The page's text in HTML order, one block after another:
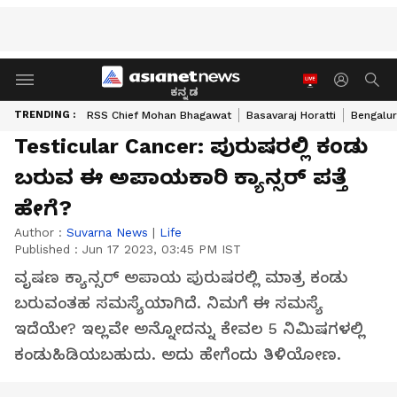
ಕನ್ನಡ
TRENDING : RSS Chief Mohan Bhagawat Basavaraj Horatti
Testicular Cancer: ಪುರುಷರಲ್ಲಿ ಕಂಡು
ಬರುವ ಈ ಅಪಾಯಕಾರಿ ಕ್ಯಾನ್ಸರ್ ಪತ್ತೆ
ಹೇಗೆ?
Author : Suvarna News | Life
Published : Jun 17 2023, 03:45 PM IST
ವೃಷಣ ಕ್ಯಾನ್ಸರ್ ಅಪಾಯ ಪುರುಷರಲ್ಲಿ ಮಾತ್ರ ಕಂಡು
ಬರುವಂತಹ ಸಮಸ್ಯೆಯಾಗಿದೆ. ನಿಮಗೆ ಈ ಸಮಸ್ಯೆ
ಇದೆಯೇ? ಇಲ್ಲವೇ ಅನ್ನೋದನ್ನು ಕೇವಲ 5 ನಿಮಿಷಗಳಲ್ಲಿ
ಕಂಡುಹಿಡಿಯಬಹುದು. ಅದು ಹೇಗೆಂದು ತಿಳಿಯೋಣ.